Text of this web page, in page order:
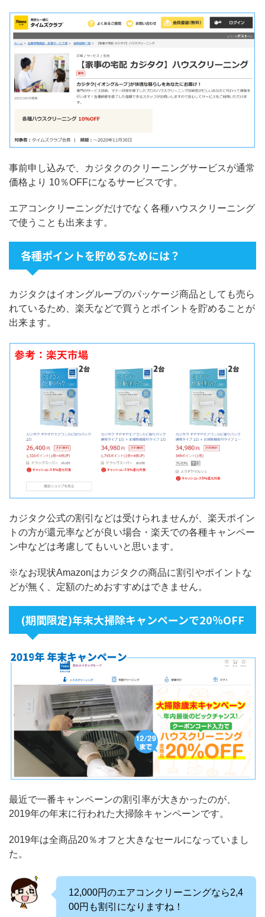
事前申し込みで、カジタクのクリーニングサービスが通常
価格より 10％OFFになるサービスです。
エアコンクリーニングだけでなく各種ハウスクリーニング
で使うことも出来ます。
各種ポイントを貯めるためには？
カジタクはイオングループのパッケージ商品としても売ら
れているため、楽天などで買うとポイントを貯めることが
出来ます。
カジタク公式の割引などは受けられませんが、楽天ポイン
トの方が還元率などが良い場合・楽天での各種キャンペー
ン中などは考慮してもいいと思います。
※なお現状Amazonはカジタクの商品に割引やポイントな
どが無く、定額のためおすすめはできません。
(期間限定)年末大掃除キャンペーンで20％OFF
最近で一番キャンペーンの割引率が大きかったのが、
2019年の年末に行われた大掃除キャンペーンです。
2019年は全商品20％オフと大きなセールになっていまし
た。
12,000円のエアコンクリーニングなら2,4
00円も割引になりますね！